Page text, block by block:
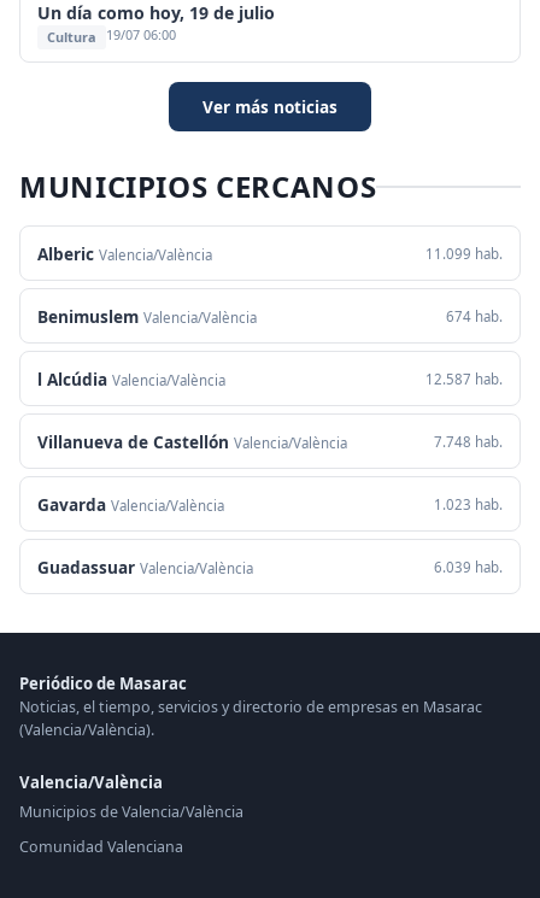
Un día como hoy, 19 de julio
Cultura 19/07 06:00
Ver más noticias
MUNICIPIOS CERCANOS
Alberic Valencia/València 11.099 hab.
Benimuslem Valencia/València 674 hab.
l Alcúdia Valencia/València 12.587 hab.
Villanueva de Castellón Valencia/València 7.748 hab.
Gavarda Valencia/València 1.023 hab.
Guadassuar Valencia/València 6.039 hab.
Periódico de Masarac
Noticias, el tiempo, servicios y directorio de empresas en Masarac
(Valencia/València).
Valencia/València
Municipios de Valencia/València
Comunidad Valenciana